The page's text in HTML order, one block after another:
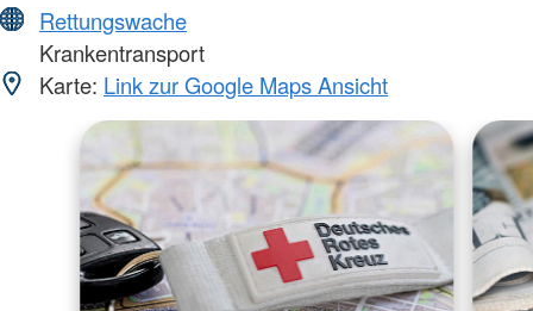
Rettungswache
Krankentransport
Karte: Link zur Google Maps Ansicht